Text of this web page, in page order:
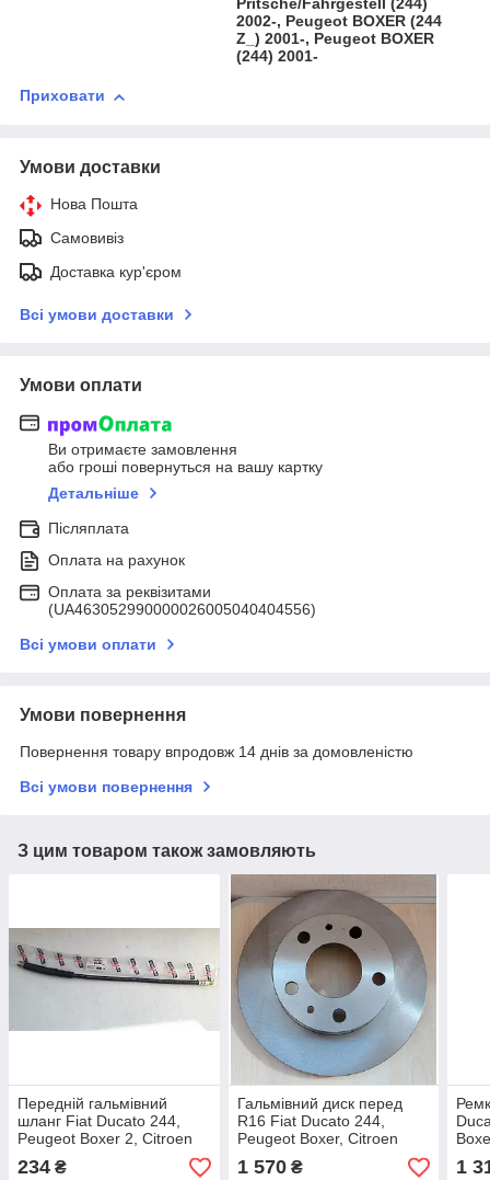
Pritsche/Fahrgestell (244)
2002-, Peugeot BOXER (244
Z_) 2001-, Peugeot BOXER
(244) 2001-
Приховати
Умови доставки
Нова Пошта
Самовивіз
Доставка кур'єром
Всі умови доставки
Умови оплати
Ви отримаєте замовлення
або гроші повернуться на вашу картку
Детальніше
Післяплата
Оплата на рахунок
Оплата за реквізитами
(UA463052990000026005040404556)
Всі умови оплати
Умови повернення
Повернення товару впродовж 14 днів за домовленістю
Всі умови повернення
З цим товаром також замовляють
Передній гальмівний
шланг Fiat Ducato 244,
Peugeot Boxer 2, Citroen
Jumper 2 (2002-2006),
51748936, 4806C3
234 ₴
Гальмівний диск перед
R16 Fiat Ducato 244,
Peugeot Boxer, Citroen
Jumper (2002-2006),
1307356080, 4249H9
1 570₴ 1